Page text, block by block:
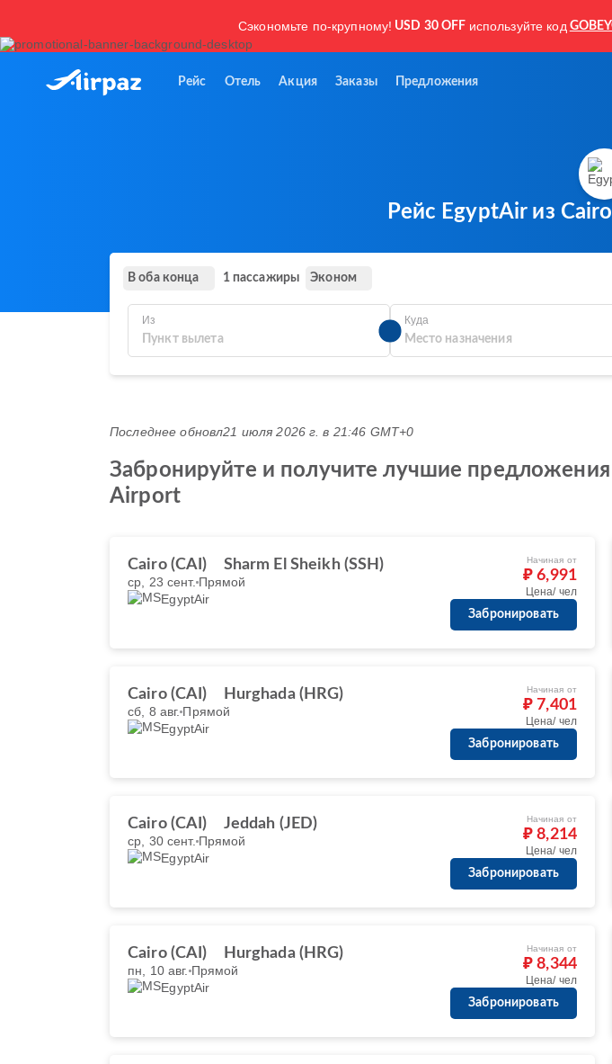
Сэкономьте по-крупному! USD 30 OFF используйте код
Рейс Отель Акция Заказы Предложения
Рейс EgyptAir из
В оба конца 1 пассажиры Эконом
Из Куда
Последнее обновл21 июля 2026 г. в 21:46 GMT+0
Забронируйте и получите лучшие
Airport
Cairo (CAI) Sharm El Sheikh (SSH)
ср, 23 сент. Прямой
EgyptAir
Начиная от
₽ 6,991
Цена/ чел
Забронировать
Cairo (CAI) Hurghada (HRG)
сб, 8 авг. Прямой
EgyptAir
Начиная от
₽ 7,401
Цена/ чел
Забронировать
Cairo (CAI) Jeddah (JED)
ср, 30 сент. Прямой
EgyptAir
Начиная от
₽ 8,214
Цена/ чел
Забронировать
Cairo (CAI) Hurghada (HRG)
пн, 10 авг. Прямой
EgyptAir
Начиная от
₽ 8,344
Цена/ чел
Забронировать